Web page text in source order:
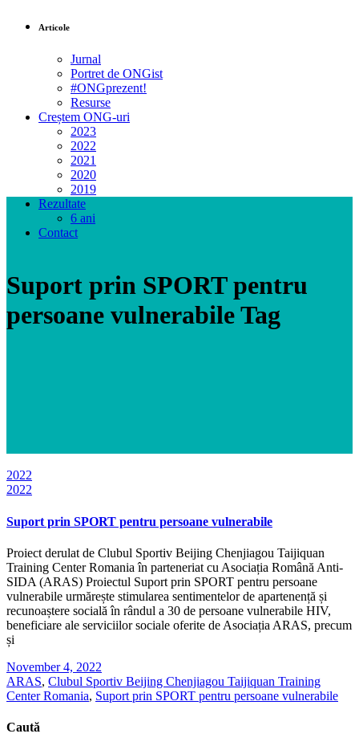
Articole
Jurnal
Portret de ONGist
#ONGprezent!
Resurse
Creștem ONG-uri
2023
2022
2021
2020
2019
Rezultate
6 ani
Contact
Suport prin SPORT pentru
persoane vulnerabile Tag
2022
2022
Suport prin SPORT pentru persoane vulnerabile
Proiect derulat de Clubul Sportiv Beijing Chenjiagou Taijiquan
Training Center Romania în parteneriat cu Asociația Română Anti-
SIDA (ARAS) Proiectul Suport prin SPORT pentru persoane
vulnerabile urmărește stimularea sentimentelor de apartenență și
recunoaștere socială în rândul a 30 de persoane vulnerabile HIV,
beneficiare ale serviciilor sociale oferite de Asociația ARAS, precum
și
November 4, 2022
ARAS, Clubul Sportiv Beijing Chenjiagou Taijiquan Training
Center Romania, Suport prin SPORT pentru persoane vulnerabile
Caută